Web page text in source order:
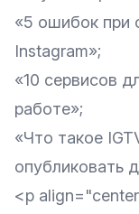
«5 ошибок при
Instagram»;
«10 сервисов
работе»;
«Что такое
опубликовать
<p